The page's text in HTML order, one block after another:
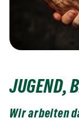
JUGEND,
Wir arbeiten